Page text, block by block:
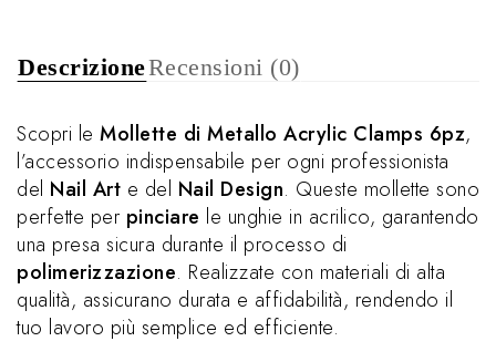
DescrizioneRecensioni (0)
Scopri le Mollette di Metallo Acrylic Clamps 6pz,
l’accessorio indispensabile per ogni professionista
del Nail Art e del Nail Design. Queste mollette sono
perfette per pinciare le unghie in acrilico, garantendo
una presa sicura durante il processo di
polimerizzazione. Realizzate con materiali di alta
qualità, assicurano durata e affidabilità, rendendo il
tuo lavoro più semplice ed efficiente.